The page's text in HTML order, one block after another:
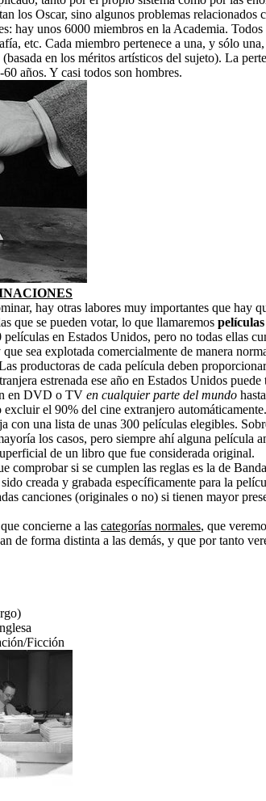
los Oscar, sino algunos problemas relacionados
hay unos 6000 miembros en la Academia.
etc. Cada miembro pertenece a una, y sólo
en los méritos artísticos del sujeto). La
años. Y casi todos son hombres.
hay otras labores muy importantes que
que se pueden votar, lo que llamaremos
películas en Estados Unidos, pero no todas ellas
sea explotada comercialmente de manera
productoras de cada película deben
estrenada ese año en Estados Unidos
en DVD o TV en cualquier parte del mundo
excluir el 90% del cine extranjero automáticamente.
con una lista de unas 300 películas elegibles.
los casos, pero siempre ahí alguna película
de un libro que fue considerada original.
comprobar si se cumplen las reglas es la de
creada y grabada específicamente para la
canciones (originales o no) si tienen mayor
concierne a las categorías normales, que
de forma distinta a las demás, y que por tanto
Ficción